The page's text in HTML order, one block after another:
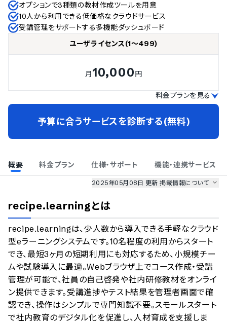
オプションで3種類の教材作成ツールを用意
10人から利用できる低価格なクラウドサービス
受講管理をサポートする多機能ダッシュボード
ユーザライセンス(1～499)
月10,000円
料金プランを見る
予算に合うサービスを診断する(無料)
概要 料金プラン 仕様・サポート 機能・連携サービス
2025年05月08日 更新掲載情報について
のサービス情報は、
のサービスデータを参照しています。
情報更新者：人事DX最強ナビ編集部 情報取得元 掲載修正依頼
recipe.learningとは
recipe.learningは、少人数から導入できる手軽なクラウド
型eラーニングシステムです。10名程度の利用からスタート
でき、最短3ヶ月の短期利用にも対応するため、小規模チー
ムや試験導入に最適。Webブラウザ上でコース作成・受講
管理が可能で、社員の自己啓発や社内研修教材をオンライ
ン提供できます。受講進捗やテスト結果を管理者画面で確
認でき、操作はシンプルで専門知識不要。スモールスタート
で社内教育のデジタル化を促進し、人材育成を支援しま